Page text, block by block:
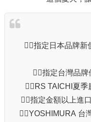
🏄‍♂️指定日本品牌
🏄‍♂️指定台灣品
🏄‍♂️RS TAICHI夏
🏄‍♂️指定金額以上進
🏄‍♂️YOSHIMURA 台